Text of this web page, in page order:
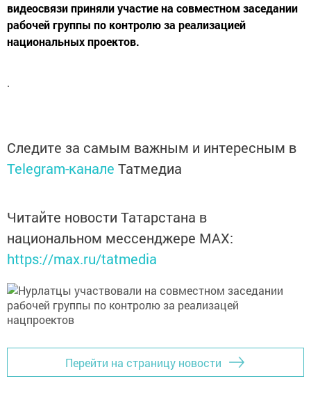
видеосвязи приняли участие на совместном заседании
рабочей группы по контролю за реализацией
национальных проектов.
.
Следите за самым важным и интересным в
Telegram-канале Татмедиа
Читайте новости Татарстана в
национальном мессенджере MАХ:
https://max.ru/tatmedia
Перейти на страницу новости